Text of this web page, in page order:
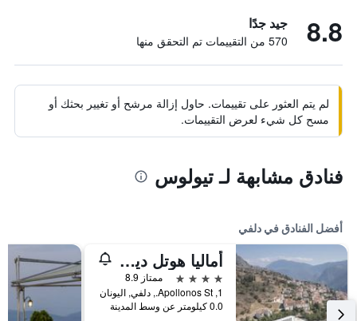
8.8 جيد جدًا
570 من التقييمات تم التحقق منها
لم يتم العثور على تقييمات. حاول إزالة مرشح أو تغيير بحثك أو
مسح كل شيء لعرض التقييمات.
فنادق مشابهة لـ تيولوس
أفضل الفنادق في دلفي
أماليا هوتل ديلفي
4 نجوم
ممتاز 8.9
1, Apollonos St., دلفي, اليونان
0.0 كيلومتر عن وسط المدينة